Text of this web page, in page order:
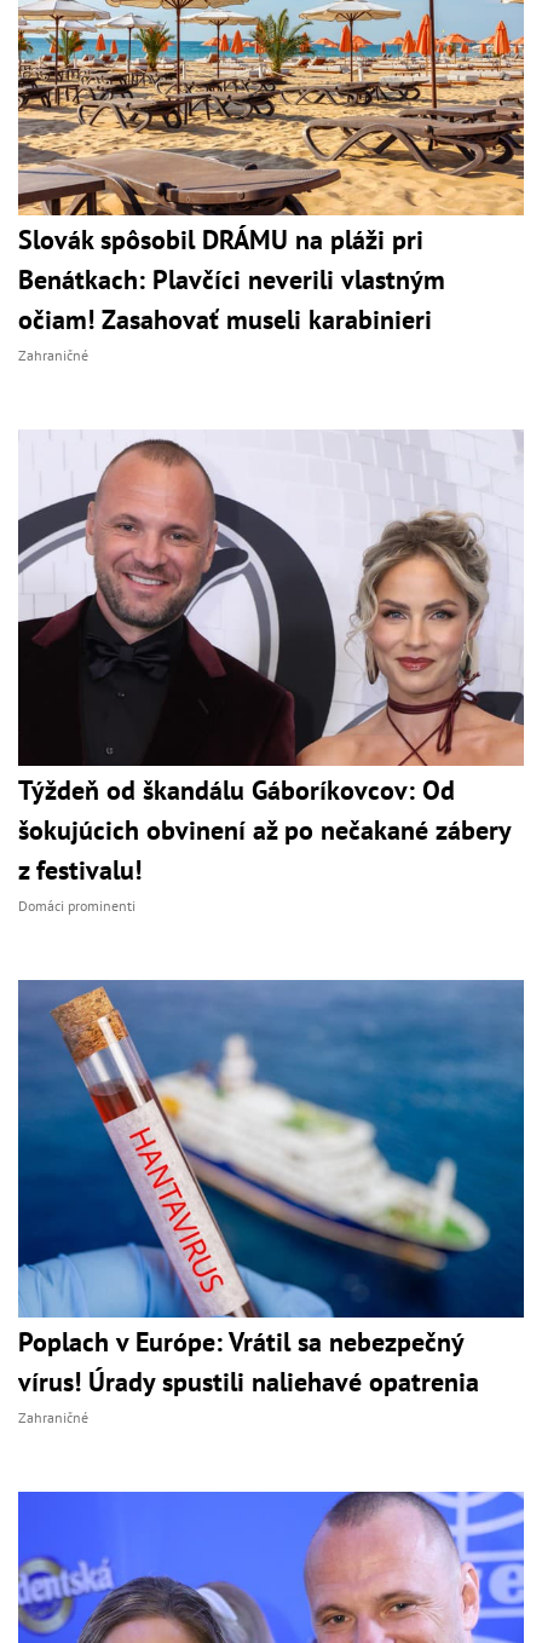
Slovák spôsobil DRÁMU na pláži pri
Benátkach: Plavčíci neverili vlastným
očiam! Zasahovať museli karabinieri
Zahraničné
Týždeň od škandálu Gáboríkovcov: Od
šokujúcich obvinení až po nečakané zábery
z festivalu!
Domáci prominenti
Poplach v Európe: Vrátil sa nebezpečný
vírus! Úrady spustili naliehavé opatrenia
Zahraničné